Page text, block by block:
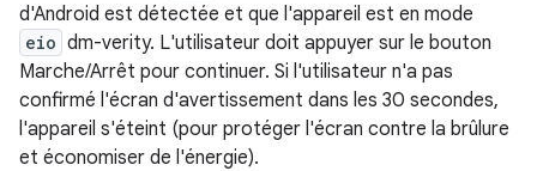
d'Android est détectée et que l'appareil est en mode
eio dm-verity. L'utilisateur doit appuyer sur le bouton
Marche/Arrêt pour continuer. Si l'utilisateur n'a pas
confirmé l'écran d'avertissement dans les 30 secondes,
l'appareil s'éteint (pour protéger l'écran contre la brûlure
et économiser de l'énergie).